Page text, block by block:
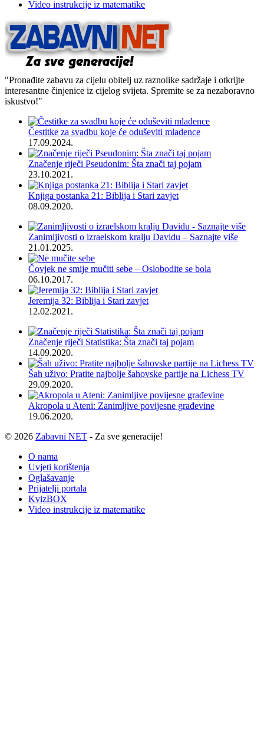
Video instrukcije iz matematike
"Pronađite zabavu za cijelu obitelj uz raznolike sadržaje i otkrijte
interesantne činjenice iz cijelog svijeta. Spremite se za nezaboravno
iskustvo!"
Čestitke za svadbu koje će oduševiti mladence
17.09.2024.
Značenje riječi Pseudonim: Šta znači taj pojam
23.10.2021.
Knjiga postanka 21: Biblija i Stari zavjet
08.09.2020.
Zanimljivosti o izraelskom kralju Davidu – Saznajte više
21.01.2025.
Čovjek ne smije mučiti sebe – Oslobodite se bola
06.10.2017.
Jeremija 32: Biblija i Stari zavjet
12.02.2021.
Značenje riječi Statistika: Šta znači taj pojam
14.09.2020.
Šah uživo: Pratite najbolje šahovske partije na Lichess TV
29.09.2020.
Akropola u Ateni: Zanimljive povijesne građevine
19.06.2020.
© 2026 Zabavni NET - Za sve generacije!
O nama
Uvjeti korištenja
Oglašavanje
Prijatelji portala
KvizBOX
Video instrukcije iz matematike